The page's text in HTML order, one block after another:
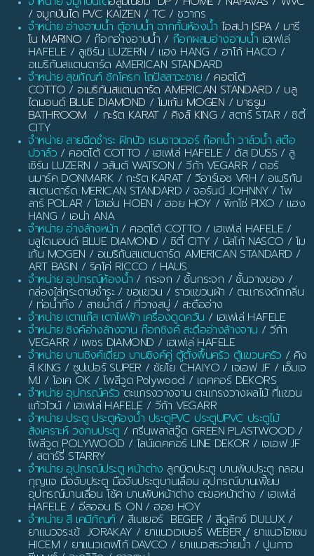
/ จมูกบันได PVC KAIZEN / TC / ชวากร
จำหน่าย อ่างอาบน้ำ ตู้อาบน้ำ ฉากกั้นห้องน้ำ ไอสปา ISPA / มารี
โน MARINO / ก๊อกอ่างอาบน้ำ / ก๊อกผสมอ่างอาบน้ำ เฮเฟเล่
HAFELE / ลูเซิร์น LUZERN / แฮง HANG / ฮาโก้ HACO /
อเมริกันสแตนดาร์ด AMERICAN STANDARD
จำหน่าย สุขภัณฑ์ ชักโครก โถปัสสาวะชาย / คอตโต้
COTTO / อเมริกันสแตนดาร์ด AMERICAN STANDARD / บลู
ไดมอนด์ BLUE DIAMOND / โมเก้น MOGEN / บาธรูม
BATHROOM / กะรัต KARAT/ คิงส์ KING / สตาร์ STAR / ซิตี้
CITY
จำหน่าย สายฉีดชำระ ฝักบัว เรนชาวเวอร์ ก๊อกน้ำ วาล์วน้ำ สต๊อ
ปวาล์ว / คอตโต้ COTTO / เฮเฟเล่ HAFELE / ดัส DUSS / ลู
เซิร์น LUZERN / วสันต์ WATSON / วีก้า VEGARR / ดอร์
นมาร์ค DONMARK / กะรัต KARAT / วีอาร์เอช VRH / อเมริกัน
สแตนดาร์ด MERICAN STANDARD / จอร์นนี JOHNNY / โพ
ลาร์ POLAR / โฮเอ่น HOEN / ฮอย HOY / พิกโซ่ PIXO / แฮง
HANG / เอน่า ANA
จำหน่าย อ่างล้างหน้า / คอตโต้ COTTO / เฮเฟเล่ HAFELE /
บลูไดมอนด์ BLUE DIAMOND / ซิตี้ CITY / นัสโก้ NASCO / โม
เก้น MOGEN / อเมริกันสแตนดาร์ด AMERICAN STANDARD /
ART BASIN / ริคโค่ RICCO / HAUS
จำหน่าย อุปกรณ์ห้องน้ำ / กระจก / ชั้นกระจก / ชั้นวางของ /
กล่องใส่กระดาษชำระ / ขอแขวน / ราวแขวนผ้า / ตะแกรงดักกลิ่น
/ ท่อน้ำทิ้ง / สายน้ำดี / ที่วางสบู่ / สะดืออ่าง
จำหน่าย เตาแก๊ส เตาไฟฟ้า เครื่องดูดควัน / เฮเฟเล่ HAFELE
จำหน่าย ซิงค์อ่างล้างจาน ก๊อกซิงค์ สะดืออ่างล้างจาน / วีก้า
VEGARR / เพชร DIAMOND / เฮเฟเล่ HAFELE
จำหน่าย บานซิงค์เดี่ยว บานซิงค์คู่ ตู้ตั้งพื้นครัว ตู้แขวนครัว / คิง
ส์ KING / ซูปเปอร์ SUPER / ชัยโย CHAIYO / เจเอฟ JF / เอ็มเจ
MJ / โอเค OK / โพลีวูด Polywood / เดคคอร์ DEKORS
จำหน่าย อุปกรณ์ครัว ตะแกรงวางจาน ตะแกรงวางผลไม้ ที่แขวน
แก้วไวน์ / เฮเฟเล่ HAFELE / วีก้า VEGARR
จำหน่าย ประตู ประตูห้องน้ำ ประตูPVC ประตูUPVC ประตูไม้
สังเคราะห์ วงกบประตู / กรีนพลาสวู๊ด GREEN PLASTWOOD /
โพลีวูด POLYWOOD / ไลน์เดคคอร์ LINE DEKOR / เจเอฟ JF
/ สตาร์รี่ STARRY
จำหน่าย อุปกรณ์ประตู หน้าต่าง ลูกบิดประตู บานพับประตู กลอน
กุญแจ มือจับประตู มือจับประตูบานเลื่อน อุปกรณ์บานเฟี้ยม
อุปกรณ์บานเลื่อน โช้ค บานพับหน้าต่าง ตะขอหน้าต่าง / เฮเฟเล่
HAFELE / อีสออน IS ON / ฮอย HOY
จำหน่าย สี เคมีภัณฑ์/ สีเบเยอร์ BEGER / สีดูลักซ์ DULUX /
ยาแนวจระเข้ JORAKAY / ยาแนวเวเบอร์ WEBER / ยาแนวไฮเซม
HICEM / ยาแนวเดฟโก้ DAVCO / ยาแนวสระว่ายน้ำ / ปูนกาว